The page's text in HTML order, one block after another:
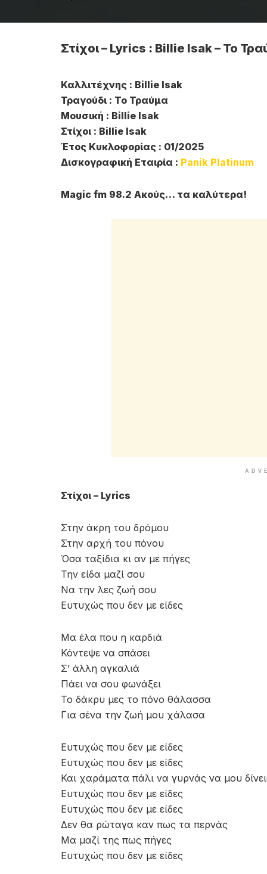
Στίχοι – Lyrics : Billie Isak – Το
Καλλιτέχνης : Billie Isak
Τραγούδι : Το Τραύμα
Μουσική : Billie Isak
Στίχοι : Billie Isak
Έτος Κυκλοφορίας : 01/2025
Δισκογραφική Εταιρία : Panik Platinum
Magic fm 98.2 Ακούς… τα καλύτερα!
Στίχοι – Lyrics
Στην άκρη του δρόμου
Στην αρχή του πόνου
Όσα ταξίδια κι αν με πήγες
Την είδα μαζί σου
Να την λες ζωή σου
Ευτυχώς που δεν με είδες
Μα έλα που η καρδιά
Κόντεψε να σπάσει
Σ’ άλλη αγκαλιά
Πάει να σου φωνάξει
Το δάκρυ μες το πόνο θάλασσα
Για σένα την ζωή μου χάλασα
Ευτυχώς που δεν με είδες
Ευτυχώς που δεν με είδες
Και χαράματα πάλι να γυρνάς να μου
Ευτυχώς που δεν με είδες
Ευτυχώς που δεν με είδες
Δεν θα ρώταγα καν πως τα περνάς
Μα μαζί της πως πήγες
Ευτυχώς που δεν με είδες